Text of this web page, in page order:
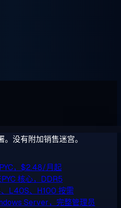
没有附加销售迷宫。
，$2.48/月起
核心，DDR5
L40S、H100 按需
Server，完整管理员